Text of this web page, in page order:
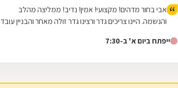
אבי בחור מדהים! מקצועי! אמין! נדיב! ממליצה מהלב
והנשמה. היינו צריכים גדר ורצינו גדר זולה מאחר והבניין עובד
אנחנו התעקשנו כי רצינו זול. ביום ההתקנה אבי שם לנו גדר
ייפתח ביום א' ב-7:30